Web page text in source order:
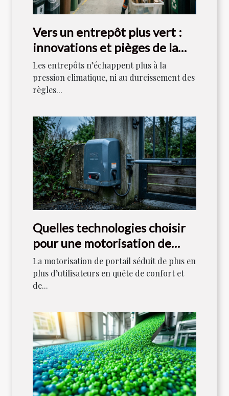
Vers un entrepôt plus vert :
innovations et pièges de la
gestion des déchets
Les entrepôts n’échappent plus à la
pression climatique, ni au durcissement des
règles...
Quelles technologies choisir
pour une motorisation de
portail durable ?
La motorisation de portail séduit de plus en
plus d’utilisateurs en quête de confort et
de...